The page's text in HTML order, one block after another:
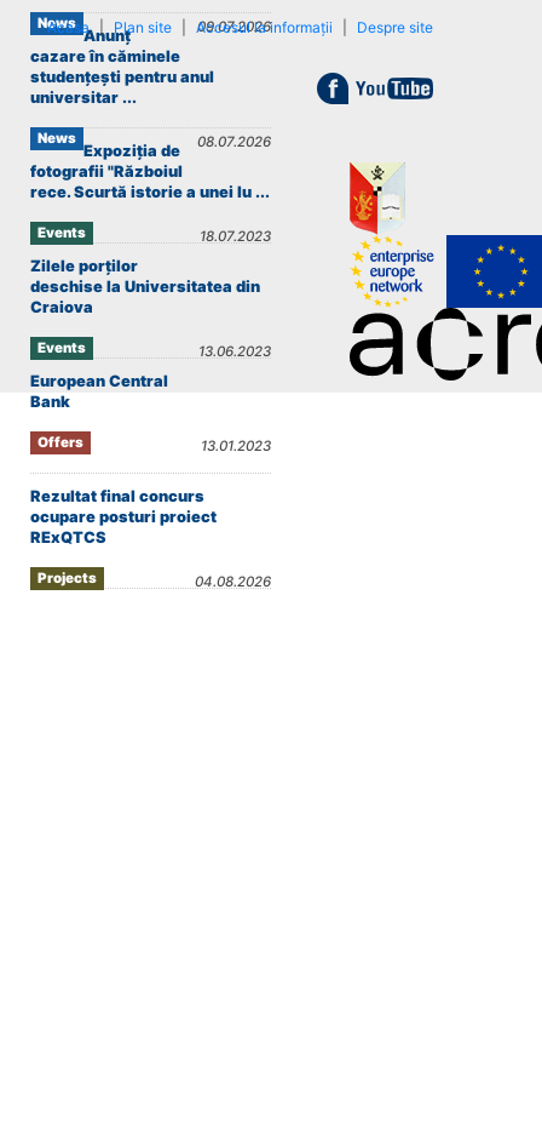
News 09.07.2026
Anunț
cazare în căminele
studențești pentru anul
universitar ...
News 08.07.2026
Expoziția de
fotografii "Războiul
rece. Scurtă istorie a unei lu ...
Events 18.07.2023
Zilele porților
deschise la Universitatea din
Craiova
Events 13.06.2023
European Central
Bank
Offers 13.01.2023
Rezultat final concurs
ocupare posturi proiect
RExQTCS
Projects 04.08.2026
Acasa Plan site Accesul la informații Despre site